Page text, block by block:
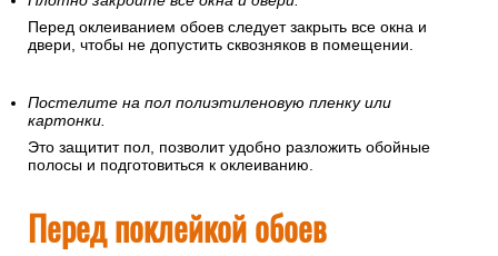
Перед оклеиванием обоев следует закрыть все окна и
двери, чтобы не допустить сквозняков в помещении.
Постелите на пол полиэтиленовую пленку или
картонки.
Это защитит пол, позволит удобно разложить обойные
полосы и подготовиться к оклеиванию.
Перед поклейкой обоев